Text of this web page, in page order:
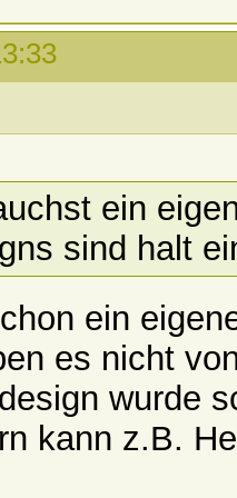
ein
sind halt
ein
es nicht
wurde
kann z.B.